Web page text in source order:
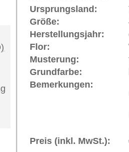
Teppiche.tv - große moderne Teppiche |
Kundenservice:
Deutschland / Österreich: +49 (0)40 450 4102
United Kingdom: +44 (0)20 7183 4544
USA / Canada: +1 646-688-1335